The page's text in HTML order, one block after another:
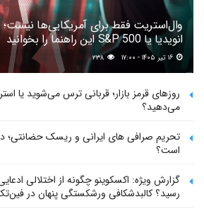
وال‌استریت فقط برای آمریکایی‌ها نیست؛
انویدیا یا S&P 500 این راهنما را بخوانید
۲۳۸
روزهای قرمز بازار؛ قربانی ترس می‌شوید یا
می‌دهید؟
تحریم صرافی های ایرانی و ریسک حضانتی؛
است؟
گزارش ویژه: اکسکوینو چگونه از اختلالی
رسید؟ کالبدشکافی ورشکستگی پنهان در